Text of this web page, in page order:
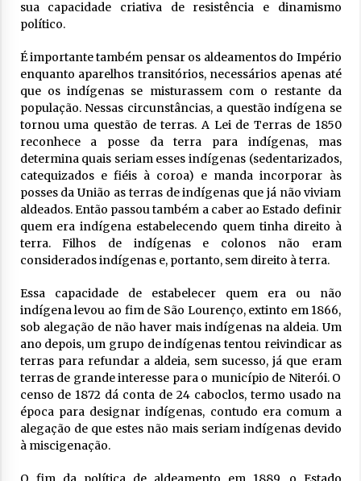
sua capacidade criativa de resistência e dinamismo
político.
É importante também pensar os aldeamentos do Império
enquanto aparelhos transitórios, necessários apenas até
que os indígenas se misturassem com o restante da
população. Nessas circunstâncias, a questão indígena se
tornou uma questão de terras. A Lei de Terras de 1850
reconhece a posse da terra para indígenas, mas
determina quais seriam esses indígenas (sedentarizados,
catequizados e fiéis à coroa) e manda incorporar às
posses da União as terras de indígenas que já não viviam
aldeados. Então passou também a caber ao Estado definir
quem era indígena estabelecendo quem tinha direito à
terra. Filhos de indígenas e colonos não eram
considerados indígenas e, portanto, sem direito à terra.
Essa capacidade de estabelecer quem era ou não
indígena levou ao fim de São Lourenço, extinto em 1866,
sob alegação de não haver mais indígenas na aldeia. Um
ano depois, um grupo de indígenas tentou reivindicar as
terras para refundar a aldeia, sem sucesso, já que eram
terras de grande interesse para o município de Niterói. O
censo de 1872 dá conta de 24 caboclos, termo usado na
época para designar indígenas, contudo era comum a
alegação de que estes não mais seriam indígenas devido
à miscigenação.